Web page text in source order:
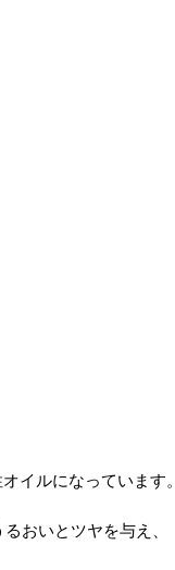
イルになっています。
おいとツヤを与え、